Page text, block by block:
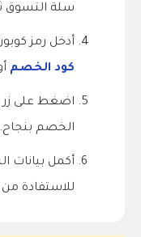
سلة التسوق
أدخل رمز
كود الخصم
اضغط على زر
الخصم بنجاح.
أكمل بيانات
للاستفادة